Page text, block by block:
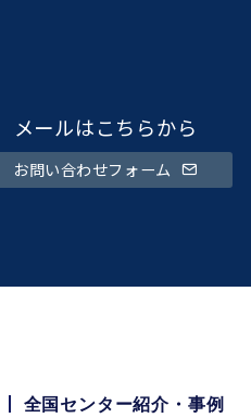
メールはこちらから
お問い合わせフォーム
全国センター紹介・事例